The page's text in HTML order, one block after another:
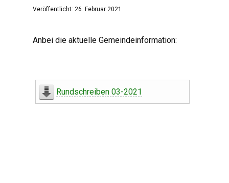
Veröffentlicht: 26. Februar 2021
Anbei die aktuelle Gemeindeinformation:
Rundschreiben 03-2021